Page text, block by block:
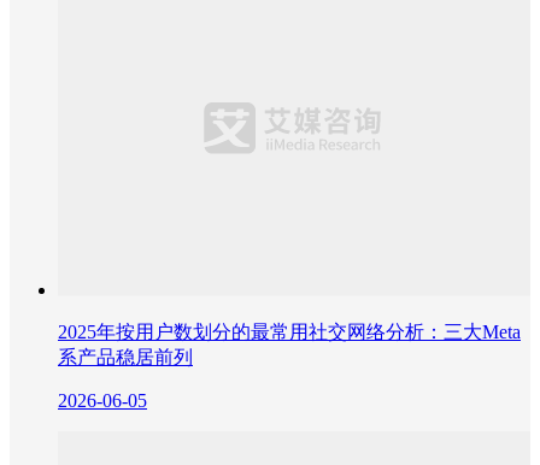
2025年按用户数划分的最常用社交网络分析：三大Meta
系产品稳居前列
2026-06-05